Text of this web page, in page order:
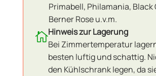
Primabell, Philamania, Black
Berner Rose u.v.m.
Hinweis zur Lagerung
Bei Zimmertemperatur
besten luftig und schattig.
den Kühlschrank legen, da